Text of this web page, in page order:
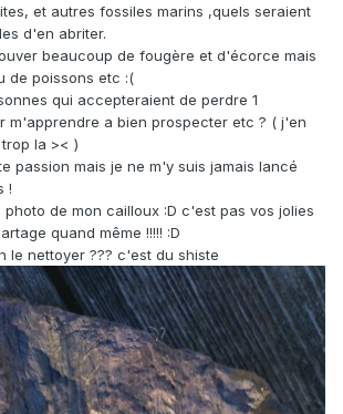
et autres fossiles marins ,quels seraient
d'en abriter.
beaucoup de fougère et d'écorce mais
de poissons etc :(
qui accepteraient de perdre 1
m'apprendre a bien prospecter etc ? ( j'en
la >< )
passion mais je ne m'y suis jamais lancé
!
photo de mon cailloux :D c'est pas vos jolies
quand même !!!!! :D
le nettoyer ??? c'est du shiste